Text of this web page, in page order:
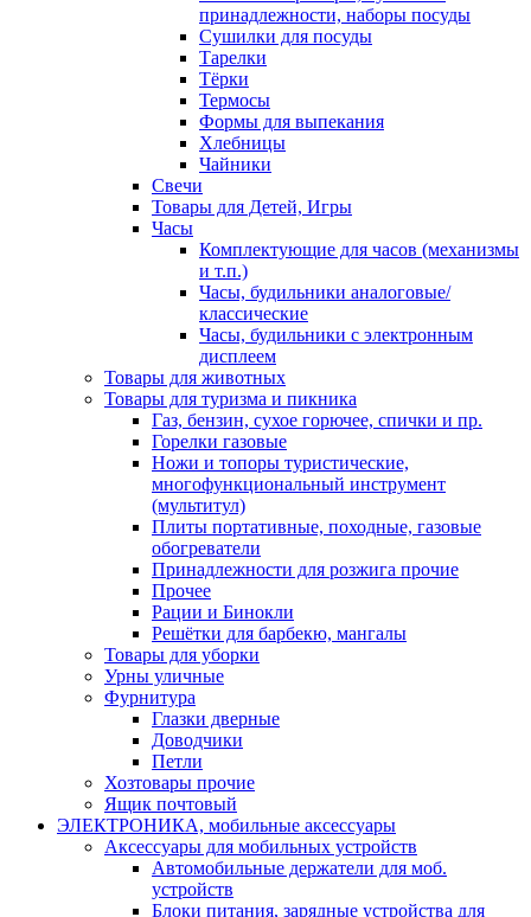
принадлежности, наборы посуды
Сушилки для посуды
Тарелки
Тёрки
Термосы
Формы для выпекания
Хлебницы
Чайники
Свечи
Товары для Детей, Игры
Часы
Комплектующие для часов (механизмы
и т.п.)
Часы, будильники аналоговые/
классические
Часы, будильники с электронным
дисплеем
Товары для животных
Товары для туризма и пикника
Газ, бензин, сухое горючее, спички и пр.
Горелки газовые
Ножи и топоры туристические,
многофункциональный инструмент
(мультитул)
Плиты портативные, походные, газовые
обогреватели
Принадлежности для розжига прочие
Прочее
Рации и Бинокли
Решётки для барбекю, мангалы
Товары для уборки
Урны уличные
Фурнитура
Глазки дверные
Доводчики
Петли
Хозтовары прочие
Ящик почтовый
ЭЛЕКТРОНИКА, мобильные аксессуары
Аксессуары для мобильных устройств
Автомобильные держатели для моб.
устройств
Блоки питания, зарядные устройства для